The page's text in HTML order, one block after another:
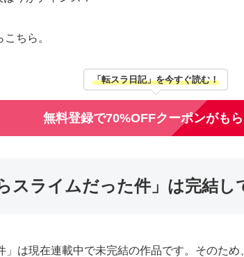
ちら。
「転スラ日記」を今すぐ読む！
無料登録で70%OFFクーポンがも
スライムだった件」は完結し
は現在連載中で未完結の作品です。そのた